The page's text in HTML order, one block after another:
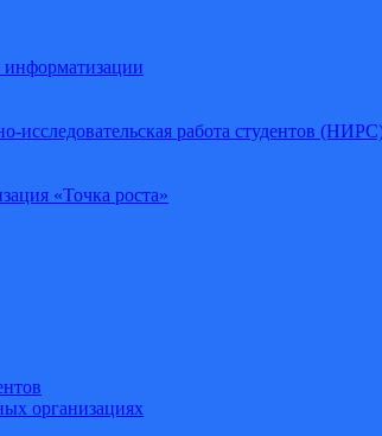
исследовательская работа студентов
«Точка роста»
организациях